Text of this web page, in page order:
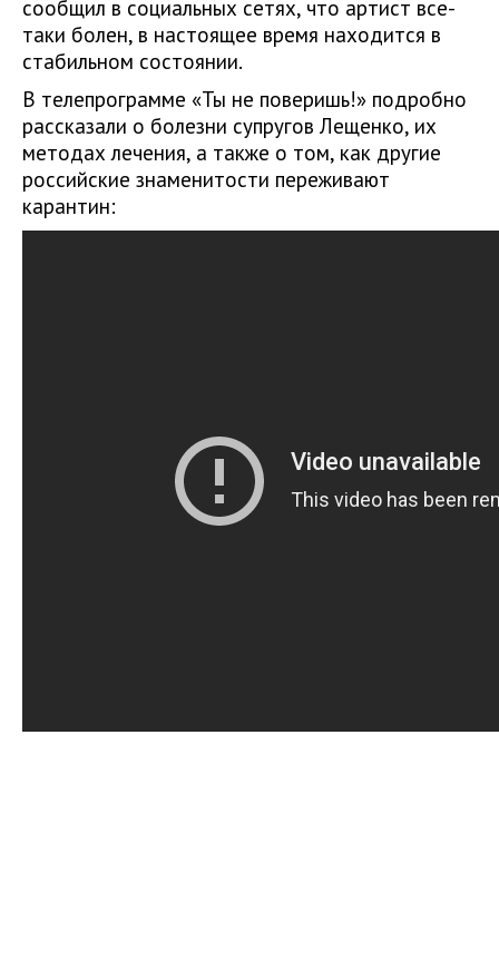
сообщил в социальных сетях, что артист все-
таки болен, в настоящее время находится в
стабильном состоянии.
В телепрограмме «Ты не поверишь!» подробно
рассказали о болезни супругов Лещенко, их
методах лечения, а также о том, как другие
российские знаменитости переживают
карантин: